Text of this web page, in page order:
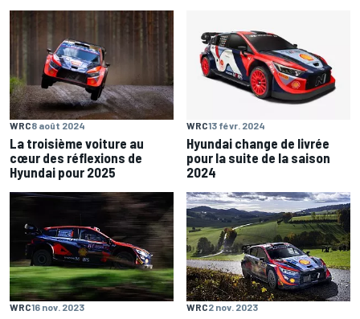
WRC8 août 2024
La troisième voiture au
cœur des réflexions de
Hyundai pour 2025
WRC13 févr. 2024
Hyundai change de livrée
pour la suite de la saison
2024
WRC16 nov. 2023 WRC2 nov. 2023